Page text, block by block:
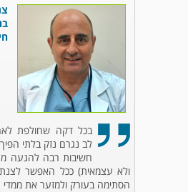
בכל דקה שחולפת
לב נגרם נזק בלתי
חשיבות רבה להגעה
ולא עצמאית) ככל האפשר
הסתימה בעורק ולמזער את